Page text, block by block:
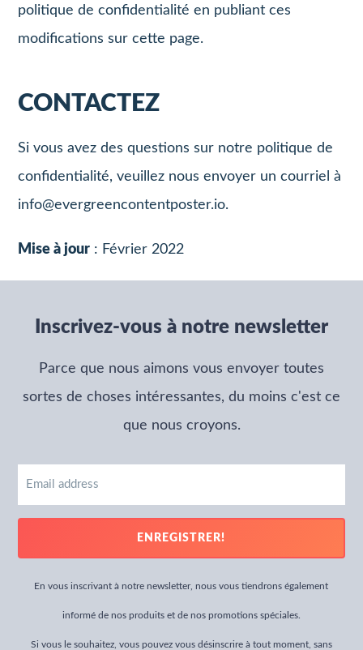
politique de confidentialité en publiant ces
modifications sur cette page.
CONTACTEZ
Si vous avez des questions sur notre politique de
confidentialité, veuillez nous envoyer un courriel à
info@evergreencontentposter.io.
Mise à jour : Février 2022
Inscrivez-vous à notre newsletter
Parce que nous aimons vous envoyer toutes
sortes de choses intéressantes, du moins c'est ce
que nous croyons.
Email
address
ENREGISTRER!
En vous inscrivant à notre newsletter, nous vous tiendrons également
informé de nos produits et de nos promotions spéciales.
Si vous le souhaitez, vous pouvez vous désinscrire à tout moment, sans